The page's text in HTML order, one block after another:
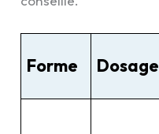
Forme Dosage